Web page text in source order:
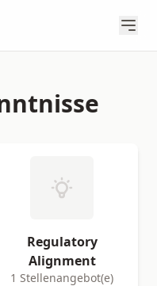
Regulatory
Alignment
1 Stellenangebot(e)